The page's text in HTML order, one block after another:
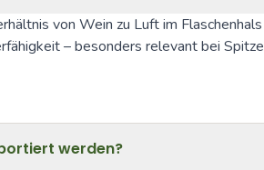
von Wein zu Luft im
– besonders relevant bei
werden?